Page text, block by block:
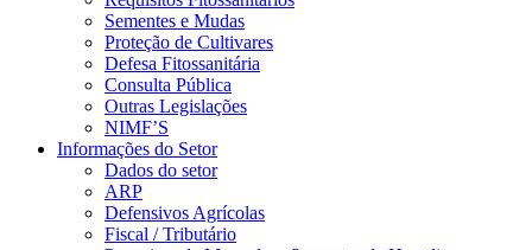
Sementes e Mudas
Proteção de Cultivares
Defesa Fitossanitária
Consulta Pública
Outras Legislações
NIMF’S
Informações do Setor
Dados do setor
ARP
Defensivos Agrícolas
Fiscal / Tributário